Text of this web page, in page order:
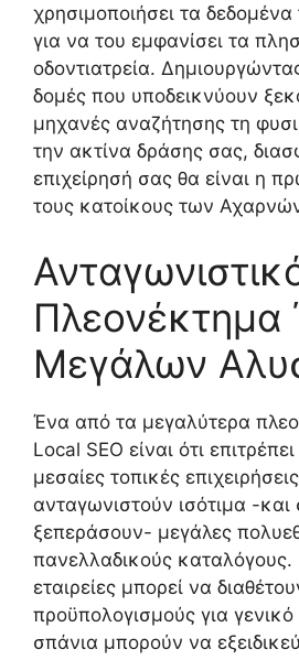
χρησιμοποιήσει τα δεδομένα
για να του εμφανίσει τα
οδοντιατρεία.
δομές που υποδεικνύουν
μηχανές αναζήτησης τη
την ακτίνα δράσης σας,
επιχείρησή σας θα είναι η
τους κατοίκους των
Πλεονέκτημα
Μεγάλων
Ένα από τα μεγαλύτερα
Local SEO είναι ότι
μεσαίες τοπικές
ανταγωνιστούν ισότιμα -
ξεπεράσουν- μεγάλες
πανελλαδικούς καταλόγους.
εταιρείες μπορεί να
προϋπολογισμούς για
σπάνια μπορούν να